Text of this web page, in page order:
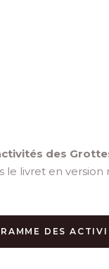
des
le livret en version
DES